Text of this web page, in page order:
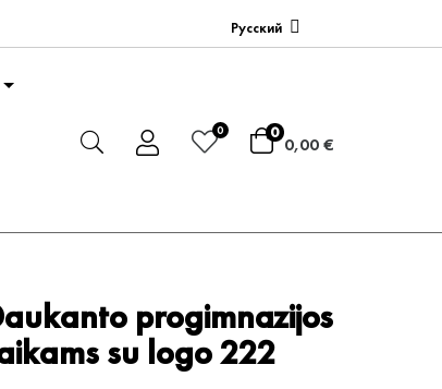
Русский
0 0
0,00 €
progimnazijos
su logo 222